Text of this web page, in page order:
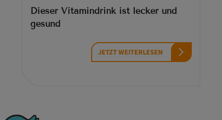
Dieser Vitamindrink ist lecker und
gesund
JETZT WEITERLESEN